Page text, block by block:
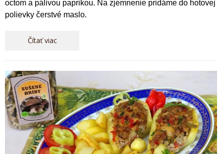
octom a pálivou paprikou. Na zjemnenie pridáme do hotovej
polievky čerstvé maslo.
Čítať viac